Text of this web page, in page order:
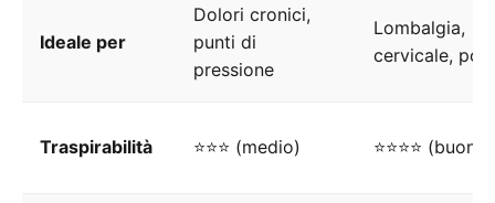
Ideale per
Dolori cronici,
punti di
pressione
Lombalgia,
cervicale,
Traspirabilità ⭐⭐⭐ (medio) ⭐⭐⭐⭐ (buona)